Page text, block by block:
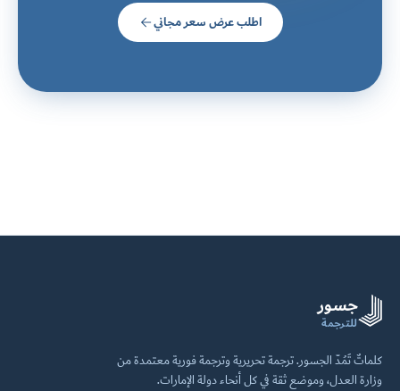
اطلب عرض سعر مجاني
جسور
للترجمة
كلماتٌ تَمُدّ الجسور. ترجمة تحريرية وترجمة فورية معتمدة من
وزارة العدل، وموضع ثقة في كل أنحاء دولة الإمارات.